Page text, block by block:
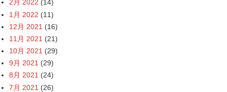
2月 2022 (14)
1月 2022 (11)
12月 2021 (16)
11月 2021 (21)
10月 2021 (29)
9月 2021 (29)
8月 2021 (24)
7月 2021 (26)